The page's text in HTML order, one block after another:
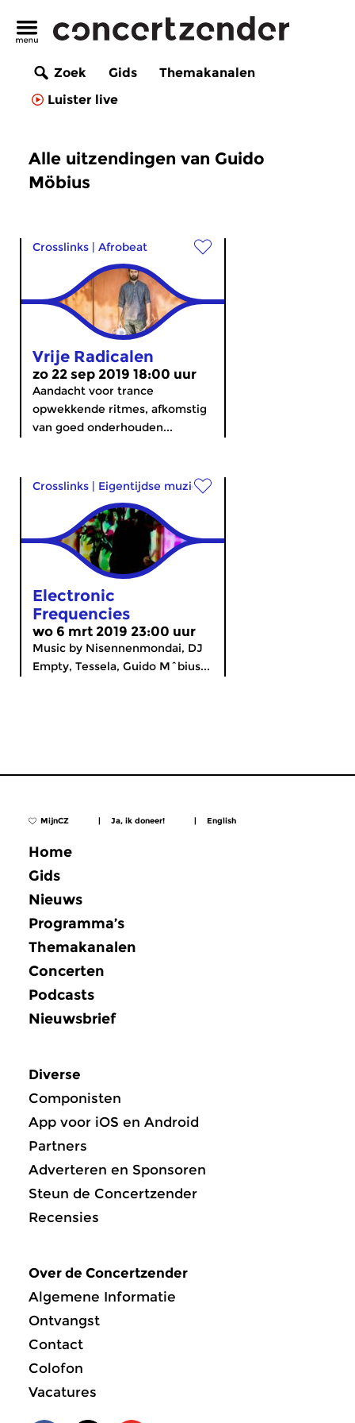
Zoek Gids
Themakanalen
Luister live
Alle uitzendingen van Guido
Möbius
Crosslinks | Afrobeat
Vrije Radicalen
zo 22 sep 2019 18:00 uur
Aandacht voor trance
opwekkende ritmes, afkomstig
van goed onderhouden...
Crosslinks | Eigentijdse muziek
Electronic
Frequencies
wo 6 mrt 2019 23:00 uur
Music by Nisennenmondai, DJ
Empty, Tessela, Guido Mˆbius...
MijnCZ | Ja, ik doneer! | English
Home
Gids
Nieuws
Programma’s
Themakanalen
Concerten
Podcasts
Nieuwsbrief
Diverse
Componisten
App voor iOS en Android
Partners
Adverteren en Sponsoren
Steun de Concertzender
Recensies
Over de Concertzender
Algemene Informatie
Ontvangst
Contact
Colofon
Vacatures